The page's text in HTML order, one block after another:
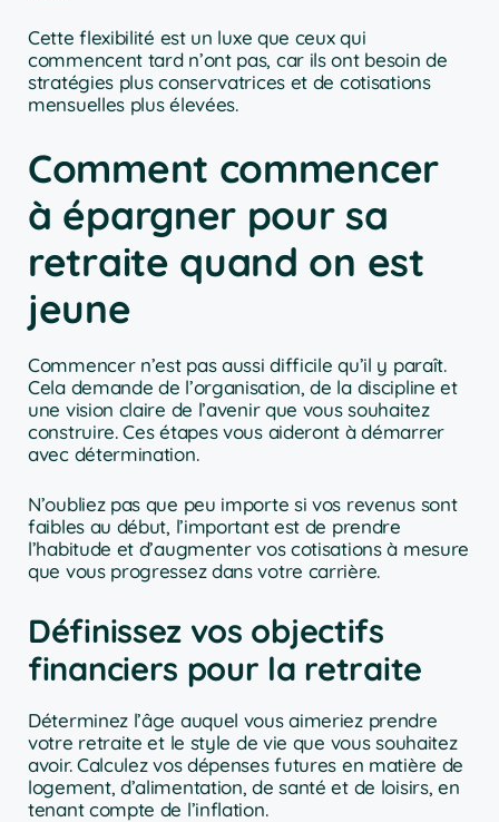
Cette flexibilité est un luxe que ceux qui
commencent tard n’ont pas, car ils ont besoin de
stratégies plus conservatrices et de cotisations
mensuelles plus élevées.
Comment commencer
à épargner pour sa
retraite quand on est
jeune
Commencer n’est pas aussi difficile qu’il y paraît.
Cela demande de l’organisation, de la discipline et
une vision claire de l’avenir que vous souhaitez
construire. Ces étapes vous aideront à démarrer
avec détermination.
N’oubliez pas que peu importe si vos revenus sont
faibles au début, l’important est de prendre
l’habitude et d’augmenter vos cotisations à mesure
que vous progressez dans votre carrière.
Définissez vos objectifs
financiers pour la retraite
Déterminez l’âge auquel vous aimeriez prendre
votre retraite et le style de vie que vous souhaitez
avoir. Calculez vos dépenses futures en matière de
logement, d’alimentation, de santé et de loisirs, en
tenant compte de l’inflation.